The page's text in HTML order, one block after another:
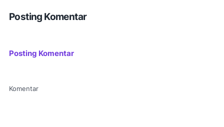
Posting Komentar
Posting Komentar
Komentar